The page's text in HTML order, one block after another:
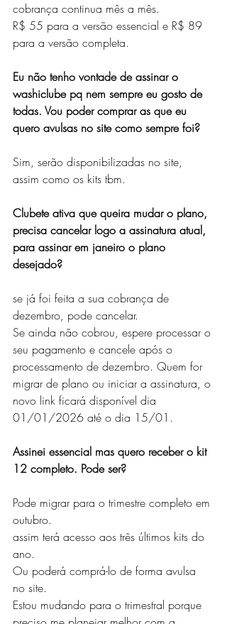
cobrança continua mês a mês.
R$ 55 para a versão essencial e R$ 89
para a versão completa.
Eu não tenho vontade de assinar o
washiclube pq nem sempre eu gosto de
todas. Vou poder comprar as que eu
quero avulsas no site como sempre foi?
Sim, serão disponibilizadas no site,
assim como os kits tbm.
Clubete ativa que queira mudar o plano,
precisa cancelar logo a assinatura atual,
para assinar em janeiro o plano
desejado?
se já foi feita a sua cobrança de
dezembro, pode cancelar.
Se ainda não cobrou, espere processar o
seu pagamento e cancele após o
processamento de dezembro. Quem for
migrar de plano ou iniciar a assinatura, o
novo link ficará disponível dia
01/01/2026 até o dia 15/01.
Assinei essencial mas quero receber o kit
12 completo. Pode ser?
Pode migrar para o trimestre completo em
outubro.
assim terá acesso aos três últimos kits do
ano.
Ou poderá comprá-lo de forma avulsa
no site.
Estou mudando para o trimestral porque